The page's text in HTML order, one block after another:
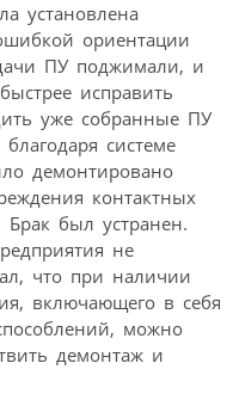
установлена
ориентации
ПУ поджимали, и
исправить
уже собранные ПУ
системе
демонтировано
контактных
был устранен.
не
что при наличии
включающего в себя
можно
демонтаж и